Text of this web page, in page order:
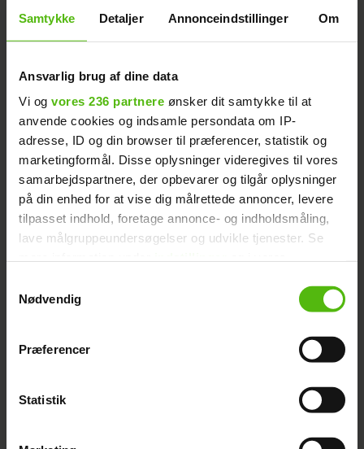
Samtykke Detaljer Annonceindstillinger Om
Ansvarlig brug af dine data
Vi og vores 236 partnere ønsker dit samtykke til at
anvende cookies og indsamle persondata om IP-
adresse, ID og din browser til præferencer, statistik og
marketingformål. Disse oplysninger videregives til vores
samarbejdspartnere, der opbevarer og tilgår oplysninger
på din enhed for at vise dig målrettede annoncer, levere
tilpasset indhold, foretage annonce- og indholdsmåling,
lave målgruppeundersøgelser og udvikle tjenester. Se
tilbage eller ændre indstillinger fra vores
"Cookiedeklaration", eller ved at trykke på "Privacy
Vi ønsker dit samtykke til at indsamle og bruge data for
Nødvendig
Præferencer
Statistik
Honningmelon med salat og
skinke
Annonce